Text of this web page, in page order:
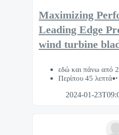
Maximizing
Leading Edge
wind turbine
εδώ και πάνω από 2
Περίπου 45 λεπτά
2024-01-